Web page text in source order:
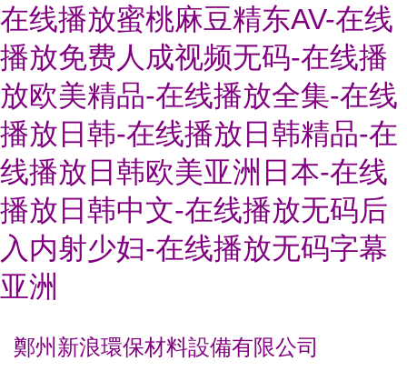
在线播放蜜桃麻豆精东AV-在线
播放免费人成视频无码-在线播
放欧美精品-在线播放全集-在线
播放日韩-在线播放日韩精品-在
线播放日韩欧美亚洲日本-在线
播放日韩中文-在线播放无码后
入内射少妇-在线播放无码字幕
亚洲
鄭州新浪環保材料設備有限公司